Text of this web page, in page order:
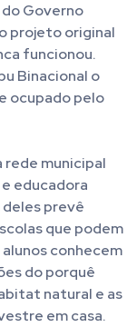
do Governo
projeto original
funcionou.
Binacional o
ocupado pelo
municipal
educadora
deles prevê
que podem
conhecem
do porquê
natural e as
em casa.